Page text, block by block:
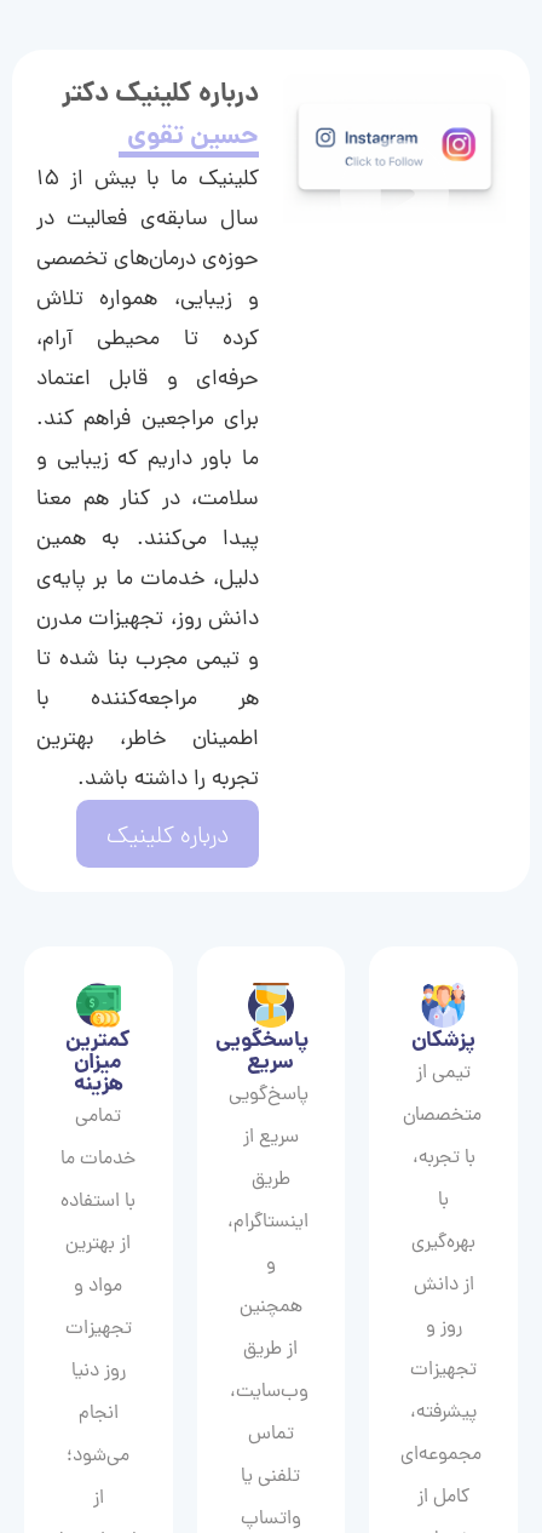
درباره کلینیک دکتر
حسین تقوی
کلینیک ما با بیش از ۱۵
سال سابقه‌ی فعالیت در
حوزه‌ی درمان‌های تخصصی
و زیبایی، همواره تلاش
کرده تا محیطی آرام،
حرفه‌ای و قابل اعتماد
برای مراجعین فراهم کند.
ما باور داریم که زیبایی و
سلامت، در کنار هم معنا
پیدا می‌کنند. به همین
دلیل، خدمات ما بر پایه‌ی
دانش روز، تجهیزات مدرن
و تیمی مجرب بنا شده تا
هر مراجعه‌کننده با
اطمینان خاطر، بهترین
تجربه را داشته باشد.
درباره کلینیک
پزشکان
تیمی از
متخصصان
با تجربه،
با
بهره‌گیری
از دانش
روز و
تجهیزات
پیشرفته،
مجموعه‌ای
کامل از
پاسخگویی
سریع
پاسخ‌گویی
سریع از
طریق
اینستاگرام،
و
همچنین
از طریق
وب‌سایت،
تماس
تلفنی یا
واتساپ
کمترین
میزان
هزینه
تمامی
خدمات ما
با استفاده
از بهترین
مواد و
تجهیزات
روز دنیا
انجام
می‌شود؛
از